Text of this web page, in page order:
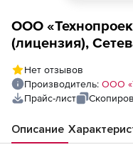
ООО
(лицензия),
Нет отзывов
Производитель: ООО
Прайс-лист
Описание